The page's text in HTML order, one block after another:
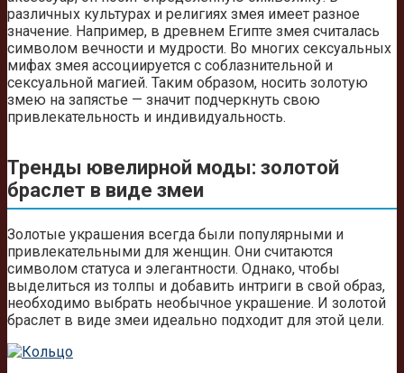
различных культурах и религиях змея имеет разное
значение. Например, в древнем Египте змея считалась
символом вечности и мудрости. Во многих сексуальных
мифах змея ассоциируется с соблазнительной и
сексуальной магией. Таким образом, носить золотую
змею на запястье — значит подчеркнуть свою
привлекательность и индивидуальность.
Тренды ювелирной моды: золотой
браслет в виде змеи
Золотые украшения всегда были популярными и
привлекательными для женщин. Они считаются
символом статуса и элегантности. Однако, чтобы
выделиться из толпы и добавить интриги в свой образ,
необходимо выбрать необычное украшение. И золотой
браслет в виде змеи идеально подходит для этой цели.